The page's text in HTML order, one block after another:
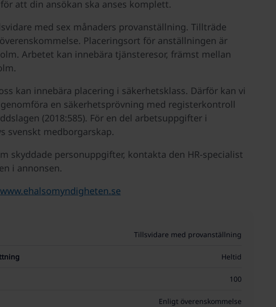
att din ansökan ska anses komplett.
med sex månaders provanställning. Tillträde
Placeringsort för anställningen är
Arbetet kan innebära tjänsteresor, främst mellan
kan innebära placering i säkerhetsklass. Därför kan vi
en säkerhetsprövning med registerkontroll
(2018:585). För en del arbetsuppgifter i
svenskt medborgarskap.
skyddade personuppgifter, kontakta den HR-specialist
i annonsen.
www.ehalsomyndigheten.se
Tillsvidare med provanställning
Heltid
100
Enligt överenskommelse